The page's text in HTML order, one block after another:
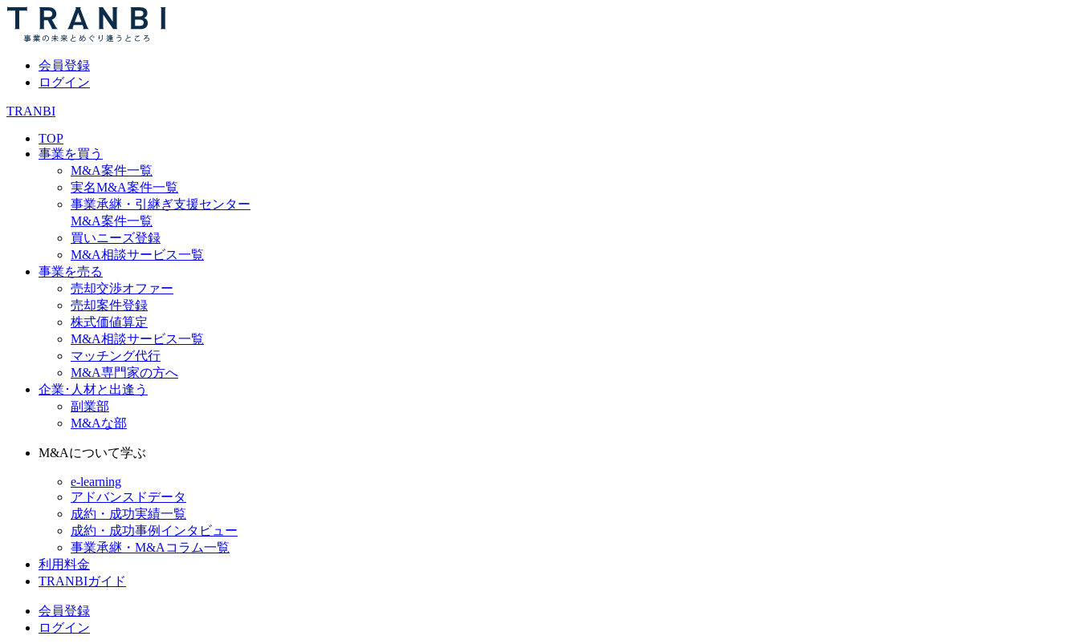
会員登録
ログイン
TRANBI
TOP
事業を買う
M&A案件一覧
実名M&A案件一覧
事業承継・引継ぎ支援センター
M&A案件一覧
買いニーズ登録
M&A相談サービス一覧
事業を売る
売却交渉オファー
売却案件登録
株式価値算定
M&A相談サービス一覧
マッチング代行
M&A専門家の方へ
企業･人材と出逢う
副業部
M&Aな部
M&Aについて学ぶ
e-learning
アドバンスドデータ
成約・成功実績一覧
成約・成功事例インタビュー
事業承継・M&Aコラム一覧
利用料金
TRANBIガイド
会員登録
ログイン